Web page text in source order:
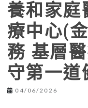
養和家庭
療中心(
務 基層
守第一道
04/06/2026